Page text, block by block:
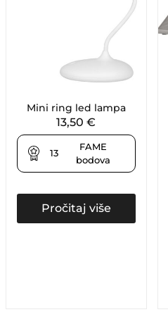
Mini ring led lampa
13,50€
13
FAME
bodova
Pročitaj više